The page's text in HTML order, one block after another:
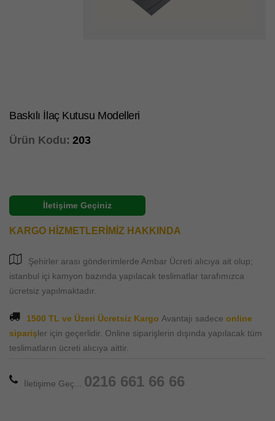
Baskılı İlaç Kutusu Modelleri
Ürün Kodu: 203
İletişime Geçiniz
KARGO HİZMETLERİMİZ HAKKINDA
Şehirler arası gönderimlerde Ambar Ücreti alıcıya ait olup;
istanbul içi kamyon bazında yapılacak teslimatlar tarafımızca
ücretsiz yapılmaktadır.
1500 TL ve Üzeri Ücretsiz Kargo Avantajı sadece online
siparişler için geçerlidir. Online siparişlerin dışında yapılacak tüm
teslimatların ücreti alıcıya aittir.
İletişime Geç... 0216 661 66 66